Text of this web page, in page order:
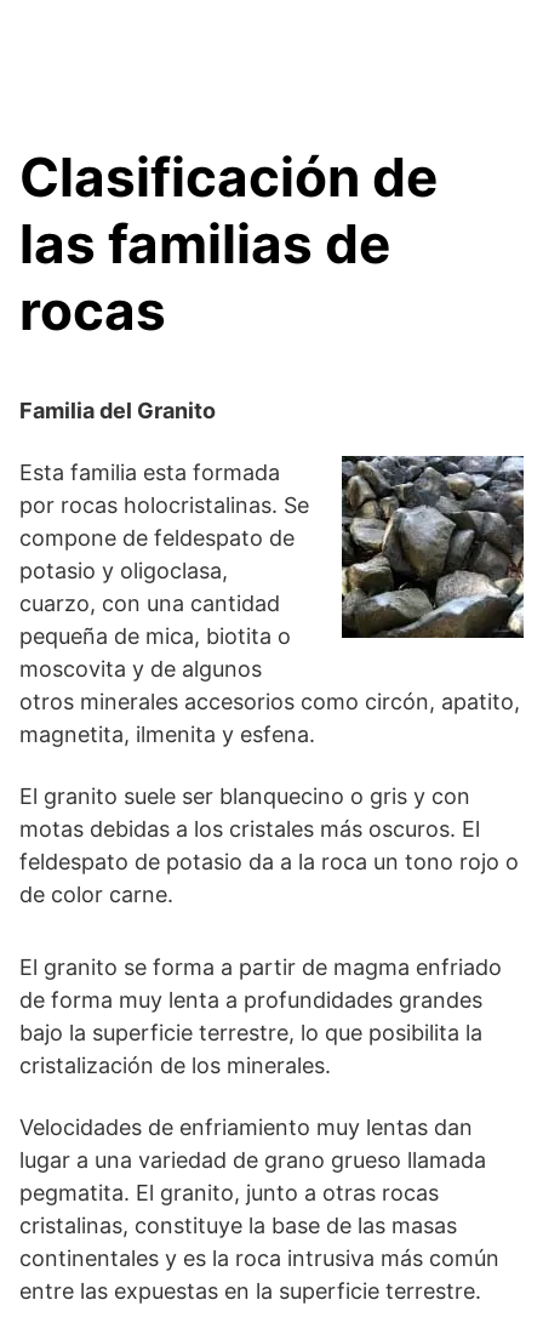
Clasificación de
las familias de
rocas
Familia del Granito
Esta familia esta formada
por rocas holocristalinas. Se
compone de feldespato de
potasio y oligoclasa,
cuarzo, con una cantidad
pequeña de mica, biotita o
moscovita y de algunos
otros minerales accesorios como circón, apatito,
magnetita, ilmenita y esfena.
El granito suele ser blanquecino o gris y con
motas debidas a los cristales más oscuros. El
feldespato de potasio da a la roca un tono rojo o
de color carne.
El granito se forma a partir de magma enfriado
de forma muy lenta a profundidades grandes
bajo la superficie terrestre, lo que posibilita la
cristalización de los minerales.
Velocidades de enfriamiento muy lentas dan
lugar a una variedad de grano grueso llamada
pegmatita. El granito, junto a otras rocas
cristalinas, constituye la base de las masas
continentales y es la roca intrusiva más común
entre las expuestas en la superficie terrestre.